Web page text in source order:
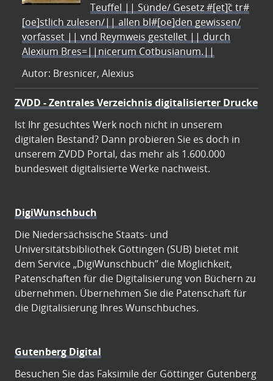
Teuffel || Sünde/ Gesetz #[et]c̃ tr#
[oe]stlich zulesen/|| allen bl#[oe]den gewissen/
vorfasset || vnd Reymweis gestellet || durch
Alexium Bres=||nicerum Cotbusianum.||
Autor: Bresnicer, Alexius
ZVDD - Zentrales Verzeichnis digitalisierter Drucke
Ist Ihr gesuchtes Werk noch nicht in unserem
digitalen Bestand? Dann probieren Sie es doch in
unserem ZVDD Portal, das mehr als 1.600.000
bundesweit digitalisierte Werke nachweist.
DigiWunschbuch
Die Niedersächsische Staats- und
Universitätsbibliothek Göttingen (SUB) bietet mit
dem Service „DigiWunschbuch” die Möglichkeit,
Patenschaften für die Digitalisierung von Büchern zu
übernehmen. Übernehmen Sie die Patenschaft für
die Digitalisierung Ihres Wunschbuches.
Gutenberg Digital
Besuchen Sie das Faksimile der Göttinger Gutenberg